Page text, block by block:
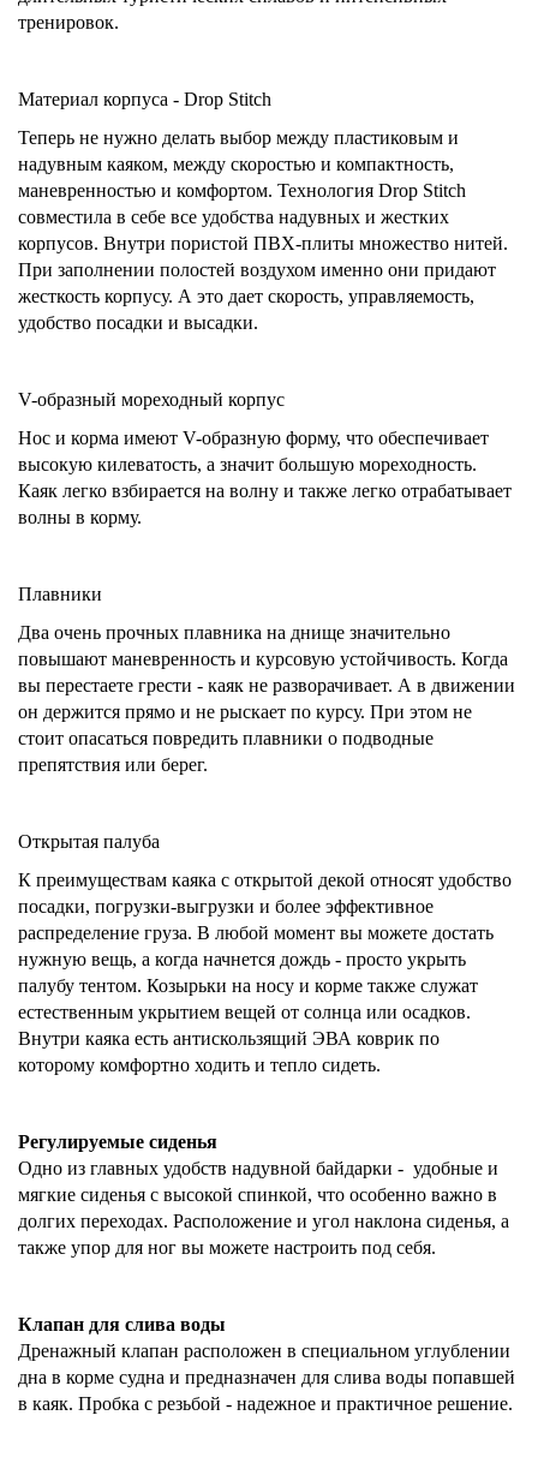
тренировок.
Материал корпуса - Drop Stitch
Теперь не нужно делать выбор между пластиковым и
надувным каяком, между скоростью и компактность,
маневренностью и комфортом. Технология Drop Stitch
совместила в себе все удобства надувных и жестких
корпусов. Внутри пористой ПВХ-плиты множество нитей.
При заполнении полостей воздухом именно они придают
жесткость корпусу. А это дает скорость, управляемость,
удобство посадки и высадки.
V-образный мореходный корпус
Нос и корма имеют V-образную форму, что обеспечивает
высокую килеватость, а значит большую мореходность.
Каяк легко взбирается на волну и также легко отрабатывает
волны в корму.
Плавники
Два очень прочных плавника на днище значительно
повышают маневренность и курсовую устойчивость. Когда
вы перестаете грести - каяк не разворачивает. А в движении
он держится прямо и не рыскает по курсу. При этом не
стоит опасаться повредить плавники о подводные
препятствия или берег.
Открытая палуба
К преимуществам каяка с открытой декой относят удобство
посадки, погрузки-выгрузки и более эффективное
распределение груза. В любой момент вы можете достать
нужную вещь, а когда начнется дождь - просто укрыть
палубу тентом. Козырьки на носу и корме также служат
естественным укрытием вещей от солнца или осадков.
Внутри каяка есть антискользящий ЭВА коврик по
которому комфортно ходить и тепло сидеть.
Регулируемые сиденья
Одно из главных удобств надувной байдарки - удобные и
мягкие сиденья с высокой спинкой, что особенно важно в
долгих переходах. Расположение и угол наклона сиденья, а
также упор для ног вы можете настроить под себя.
Клапан для слива воды
Дренажный клапан расположен в специальном углублении
дна в корме судна и предназначен для слива воды попавшей
в каяк. Пробка с резьбой - надежное и практичное решение.